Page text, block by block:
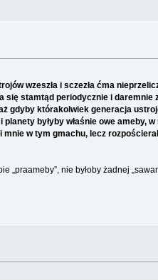
wzeszła i sczezła ćma
stamtąd periodycznie i daremnie
gdyby którakolwiek generacja
byłyby właśnie owe ameby,
w tym gmachu, lecz
nie byłoby żadnej